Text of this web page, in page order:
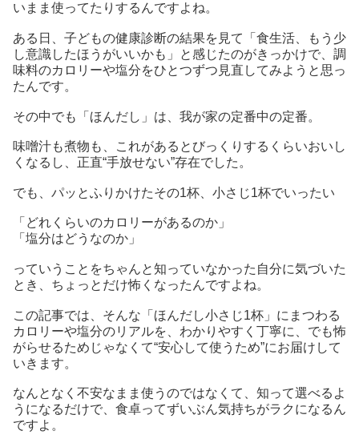
いまま使ってたりするんですよね。
ある日、子どもの健康診断の結果を見て「食生活、もう少
し意識したほうがいいかも」と感じたのがきっかけで、調
味料のカロリーや塩分をひとつずつ見直してみようと思っ
たんです。
その中でも「ほんだし」は、我が家の定番中の定番。
味噌汁も煮物も、これがあるとびっくりするくらいおいし
くなるし、正直“手放せない”存在でした。
でも、パッとふりかけたその1杯、小さじ1杯でいったい
「どれくらいのカロリーがあるのか」
「塩分はどうなのか」
っていうことをちゃんと知っていなかった自分に気づいた
とき、ちょっとだけ怖くなったんですよね。
この記事では、そんな「ほんだし小さじ1杯」にまつわる
カロリーや塩分のリアルを、わかりやすく丁寧に、でも怖
がらせるためじゃなくて“安心して使うため”にお届けして
いきます。
なんとなく不安なまま使うのではなくて、知って選べるよ
うになるだけで、食卓ってずいぶん気持ちがラクになるん
ですよ。